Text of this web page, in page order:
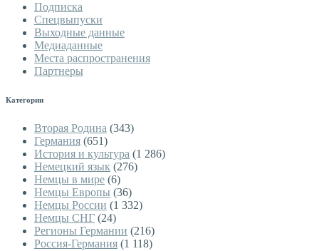
Подписка
Спецвыпуски
Выходные данные
Медиаданные
Места распространения
Партнеры
Категории
Вторая Родина (343)
Германия (651)
История и культура (1 286)
Немецкий язык (276)
Немцы в мире (6)
Немцы Европы (36)
Немцы России (1 332)
Немцы СНГ (24)
Регионы Германии (216)
Россия-Германия (1 118)